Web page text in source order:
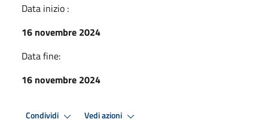
Data inizio :
16 novembre 2024
Data fine:
16 novembre 2024
Condividi Vedi azioni